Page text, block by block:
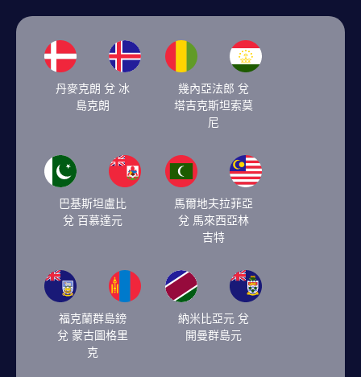
丹麥克朗 兌 冰
島克朗
幾內亞法郎 兌
塔吉克斯坦索莫
尼
巴基斯坦盧比
兌 百慕達元
馬爾地夫拉菲亞
兌 馬來西亞林
吉特
福克蘭群島鎊
兌 蒙古圖格里
克
納米比亞元 兌
開曼群島元